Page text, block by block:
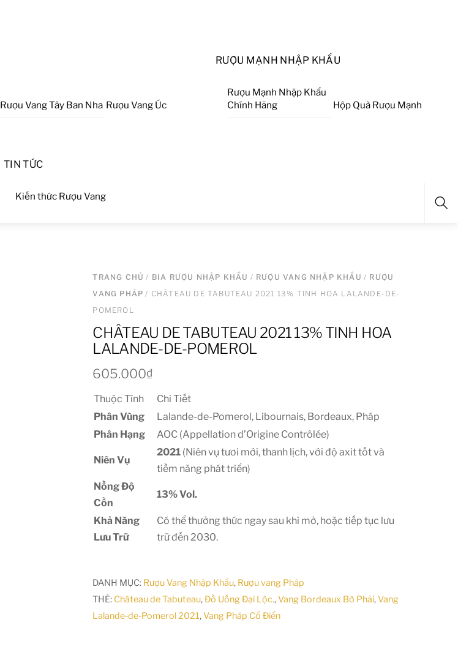
Rượu Vang Tây Ban Nha Rượu Vang Úc
RƯỢU MẠNH NHẬP KHẨU
Rượu Mạnh Nhập Khẩu
Chính Hãng
Hộp Quà Rượu Mạnh
TIN TỨC
Kiến thức Rượu Vang
TRANG CHỦ / BIA RƯỢU NHẬP KHẨU / RƯỢU VANG NHẬP KHẨU / RƯỢU
VANG PHÁP / CHÂTEAU DE TABUTEAU 2021 13% TINH HOA LALANDE-DE-
POMEROL
CHÂTEAU DE TABUTEAU 2021 13% TINH HOA
LALANDE-DE-POMEROL
605.000₫
Thuộc Tính
Chi Tiết
Phân Vùng
Lalande-de-Pomerol, Libournais, Bordeaux, Pháp
Phân Hạng
AOC (Appellation d’Origine Contrôlée)
Niên Vụ
2021 (Niên vụ tươi mới, thanh lịch, với độ axit tốt và
tiềm năng phát triển)
Nồng Độ
Cồn
13%Vol.
Khả Năng
Lưu Trữ
Có thể thưởng thức ngay sau khi mở, hoặc tiếp tục lưu
trữ đến2030.
DANH MỤC: Rượu Vang Nhập Khẩu, Rượu vang Pháp
THẺ: Château de Tabuteau,Đồ Uống Đại Lộc.,Vang Bordeaux Bờ Phải,Vang
Lalande-de-Pomerol 2021,Vang Pháp Cổ Điển